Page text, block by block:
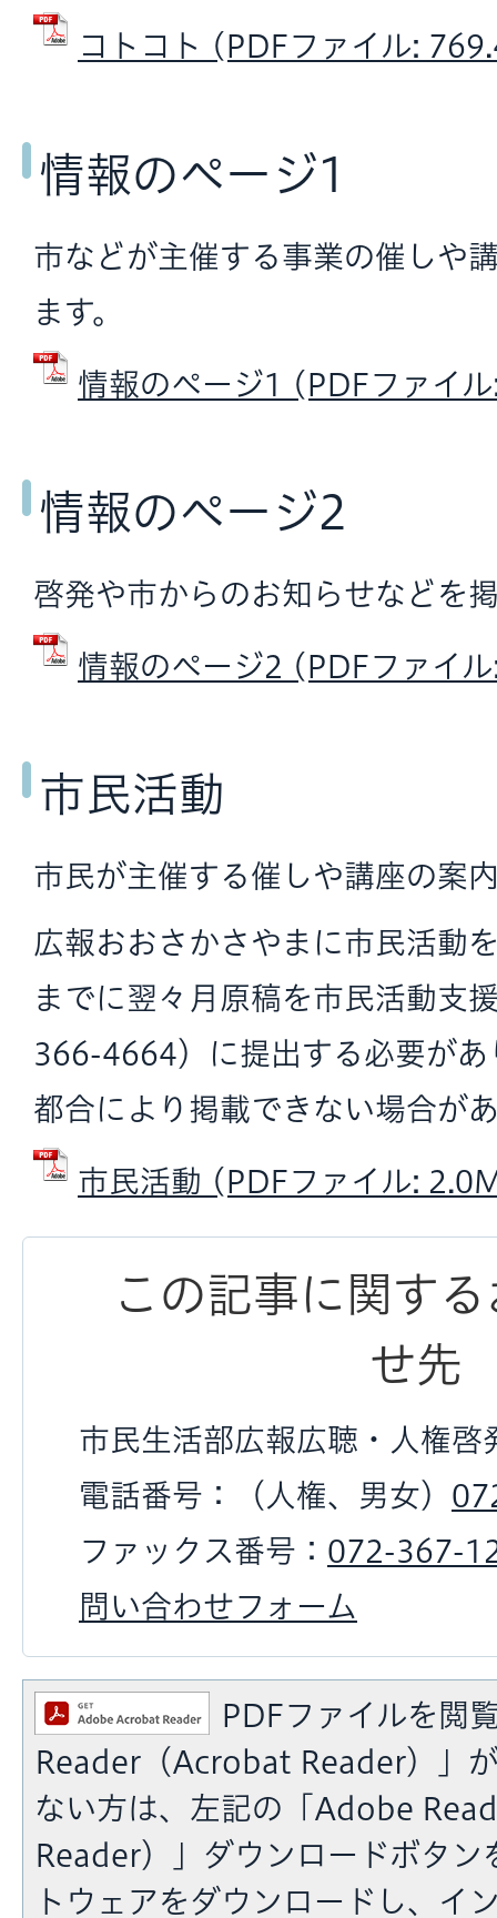
コトコト (PDFファイル:
情報のページ1
市などが主催する事業の催しや
ます。
情報のページ1 (PDFファイ
情報のページ2
啓発や市からのお知らせなどを
情報のページ2 (PDFファイ
市民活動
市民が主催する催しや講座の案
広報おおさかさやまに市民活動
までに翌々月原稿を市民活動支
366-4664）に提出する必要があ
都合により掲載できない場合が
市民活動 (PDFファイル:
この記事に関す
せ先
市民生活部広報広聴・人権啓
電話番号：（人権、男女）
ファックス番号： 072-367-
問い合わせフォーム
PDFファイルを閲
Reader（Acrobat Reader）」
ない方は、左記の「Adobe
Reader）」ダウンロードボタン
トウェアをダウンロードし、イ